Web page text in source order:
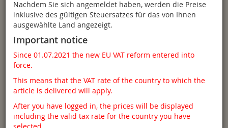
ToggleMenü
Nachdem Sie sich angemeldet haben, werden die Preise
inklusive des gültigen Steuersatzes für das von Ihnen
ausgewählte Land angezeigt.
Important notice
Since 01.07.2021 the new EU VAT reform entered into
force.
This means that the VAT rate of the country to which the
article is delivered will apply.
After you have logged in, the prices will be displayed
including the valid tax rate for the country you have